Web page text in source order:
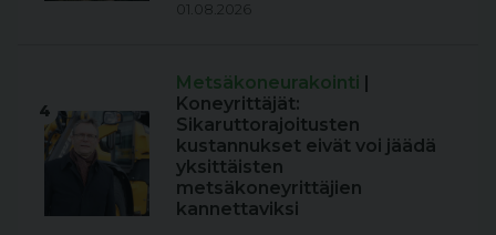
01.08.2026
4
Metsäkoneurakointi |
Koneyrittäjät:
Sikaruttorajoitusten
kustannukset eivät voi jäädä
yksittäisten
metsäkoneyrittäjien
kannettaviksi